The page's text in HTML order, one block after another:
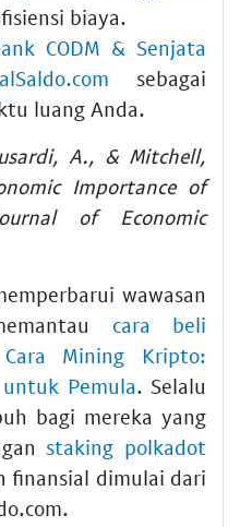
biaya.
CODM & Senjata
sebagai
luang Anda.
A., & Mitchell,
Importance of
of Economic
wawasan
cara beli
Cara Mining Kripto:
Pemula. Selalu
bagi mereka yang
staking polkadot
finansial dimulai dari